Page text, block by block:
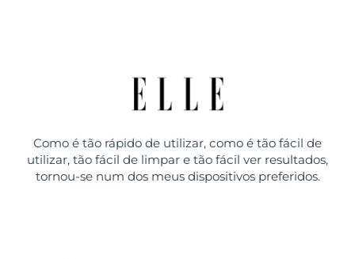
Como é tão rápido de utilizar, como é tão fácil de
utilizar, tão fácil de limpar e tão fácil ver resultados,
tornou-se num dos meus dispositivos preferidos.